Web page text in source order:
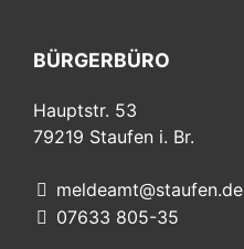
BÜRGERBÜRO
Hauptstr. 53
79219 Staufen i. Br.
meldeamt@staufen.de
07633 805-35